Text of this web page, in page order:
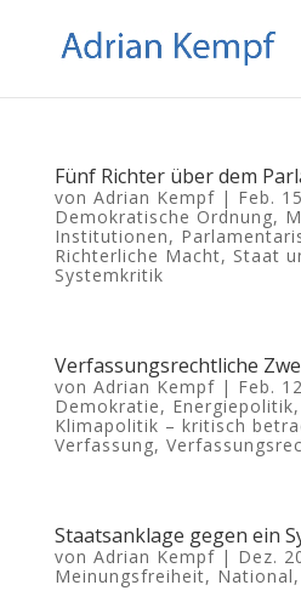
Fünf Richter über dem
von Adrian Kempf| Feb.
Demokratische Ordnung,
Institutionen,
Richterliche Macht, Staat
Systemkritik
Verfassungsrechtliche
von Adrian Kempf| Feb.
Demokratie, Energiepolitik,
Klimapolitik – kritisch
Verfassung,
Staatsanklage gegen ein
von Adrian Kempf| Dez.
Meinungsfreiheit, National,